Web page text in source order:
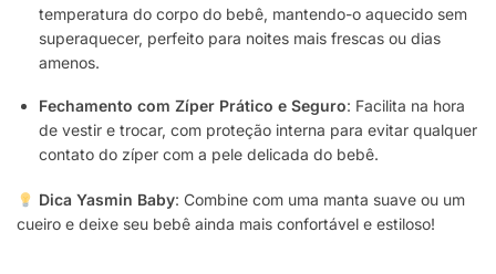
temperatura do corpo do bebê, mantendo-o aquecido sem
superaquecer, perfeito para noites mais frescas ou dias
amenos.
Fechamento com Zíper Prático e Seguro: Facilita na hora
de vestir e trocar, com proteção interna para evitar qualquer
contato do zíper com a pele delicada do bebê.
Dica Yasmin Baby: Combine com uma manta suave ou um
cueiro e deixe seu bebê ainda mais confortável e estiloso!